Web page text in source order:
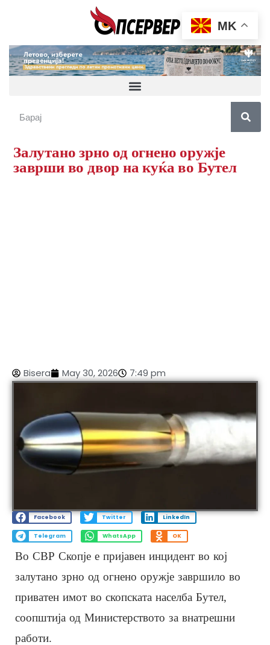
Залутано зрно од огнено оружје
заврши во двор на куќа во Бутел
Bisera May 30, 2026 7:49 pm
Facebook Twitter LinkedIn
Telegram WhatsApp OK
Во СВР Скопје е пријавен инцидент во кој
залутано зрно од огнено оружје завршило во
приватен имот во скопската населба Бутел,
соопштија од Министерството за внатрешни
работи.
MK